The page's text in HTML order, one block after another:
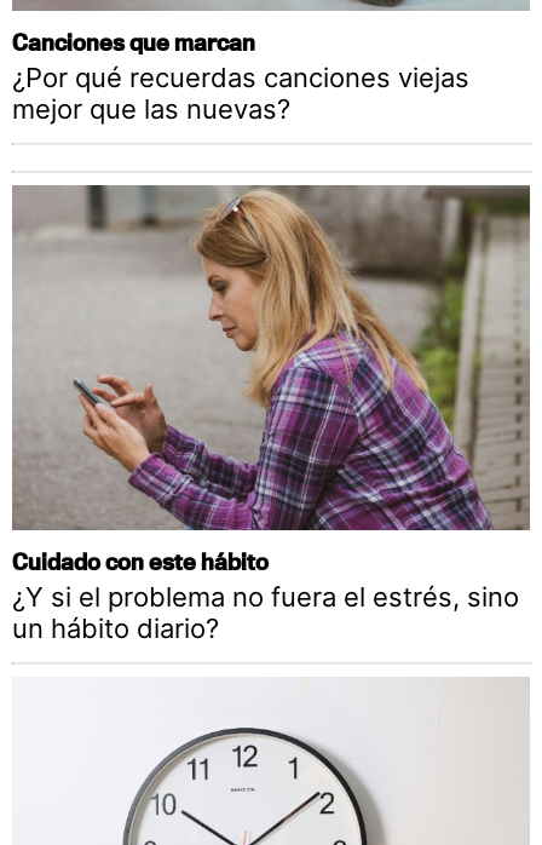
Canciones que marcan
¿Por qué recuerdas canciones viejas
mejor que las nuevas?
Cuidado con este hábito
¿Y si el problema no fuera el estrés, sino
un hábito diario?